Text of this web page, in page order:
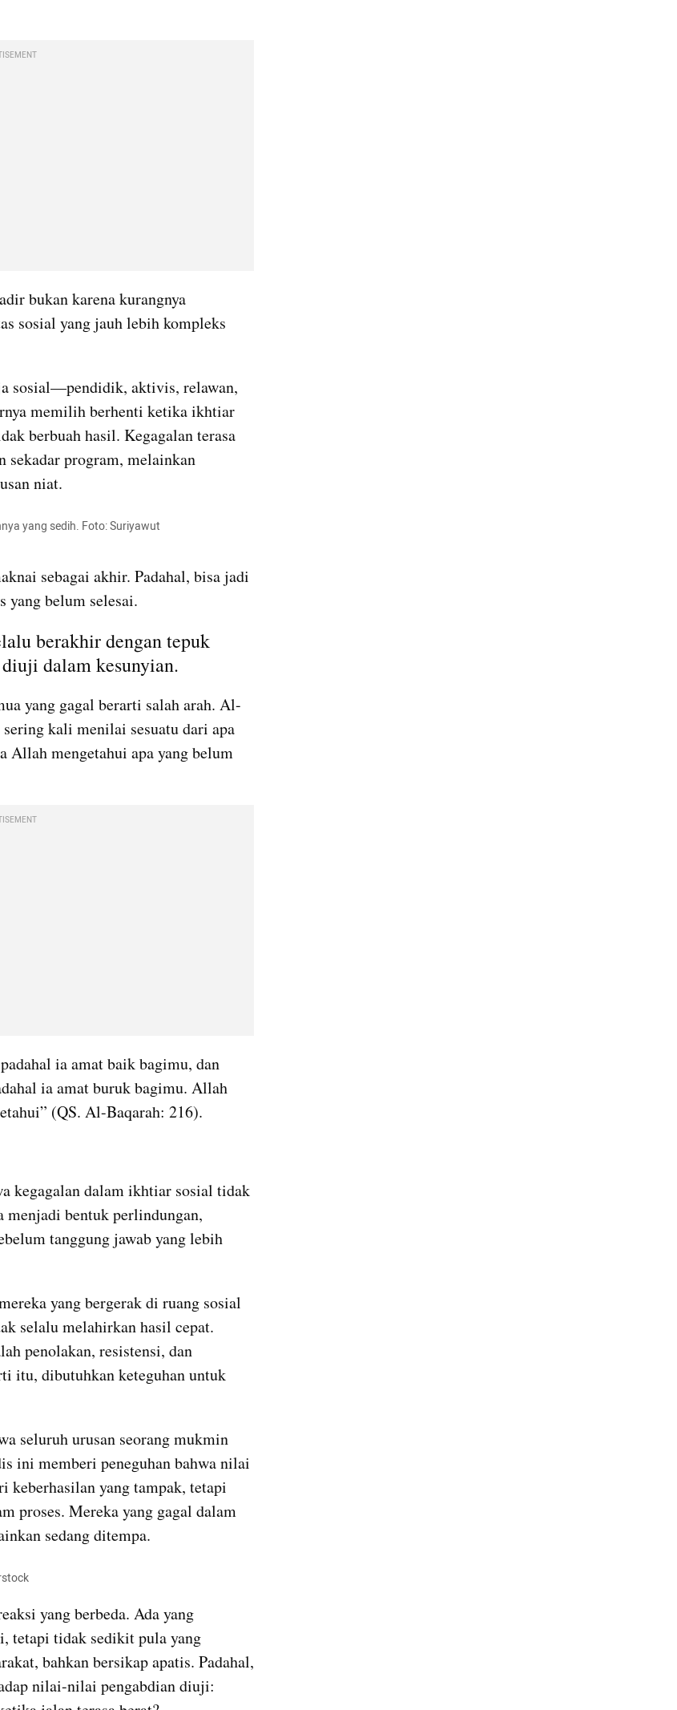
bukan karena kurangnya
sosial yang jauh lebih kompleks
sosial—pendidik, aktivis, relawan,
memilih berhenti ketika ikhtiar
berbuah hasil. Kegagalan terasa
sekadar program, melainkan
niat.
yang sedih. Foto: Suriyawut
sebagai akhir. Padahal, bisa jadi
yang belum selesai.
berakhir dengan tepuk
dalam kesunyian.
yang gagal berarti salah arah. Al-
kali menilai sesuatu dari apa
Allah mengetahui apa yang belum
ia amat baik bagimu, dan
ia amat buruk bagimu. Allah
(QS. Al-Baqarah: 216).
kegagalan dalam ikhtiar sosial tidak
menjadi bentuk perlindungan,
tanggung jawab yang lebih
yang bergerak di ruang sosial
selalu melahirkan hasil cepat.
penolakan, resistensi, dan
itu, dibutuhkan keteguhan untuk
seluruh urusan seorang mukmin
ini memberi peneguhan bahwa nilai
keberhasilan yang tampak, tetapi
proses. Mereka yang gagal dalam
sedang ditempa.
yang berbeda. Ada yang
tetapi tidak sedikit pula yang
bahkan bersikap apatis. Padahal,
nilai-nilai pengabdian diuji: